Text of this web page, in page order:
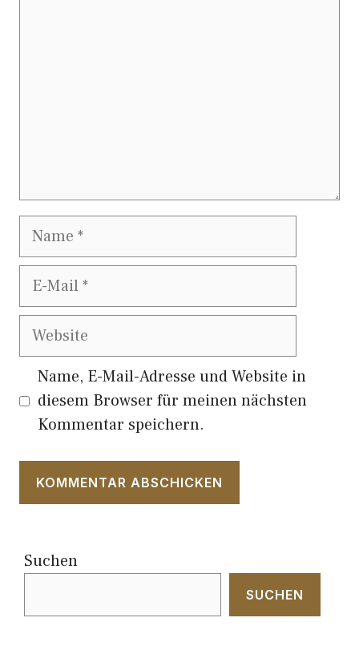
Name
E-
Website
Name, E-Mail-Adresse und Website in
diesem Browser für meinen nächsten
Kommentar speichern.
Suchen
SUCHEN